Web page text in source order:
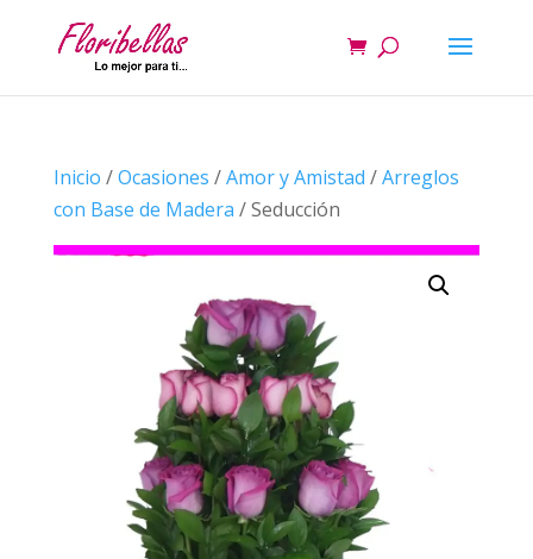
Inicio /Ocasiones /Amor y Amistad /Arreglos
con Base de Madera / Seducción